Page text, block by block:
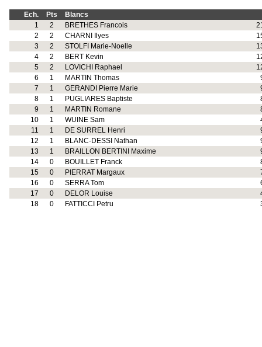
Ech. Pts
Blancs
1
2 BRETHES Francois
2
2 CHARNI Ilyes
3
2 STOLFI Marie-Noelle
4
2 BERT Kevin
5
2 LOVICHI Raphael
6
1 MARTIN Thomas
7
1 GERANDI Pierre Marie
8
1 PUGLIARES Baptiste
9
1 MARTIN Romane
10
1 WUINE Sam
11
1 DE SURREL Henri
12
1 BLANC-DESSI Nathan
13
1 BRAILLON BERTINI Maxime
14
0 BOUILLET Franck
15
0 PIERRAT Margaux
16
0 SERRA Tom
17
0 DELOR Louise
18
0 FATTICCI Petru